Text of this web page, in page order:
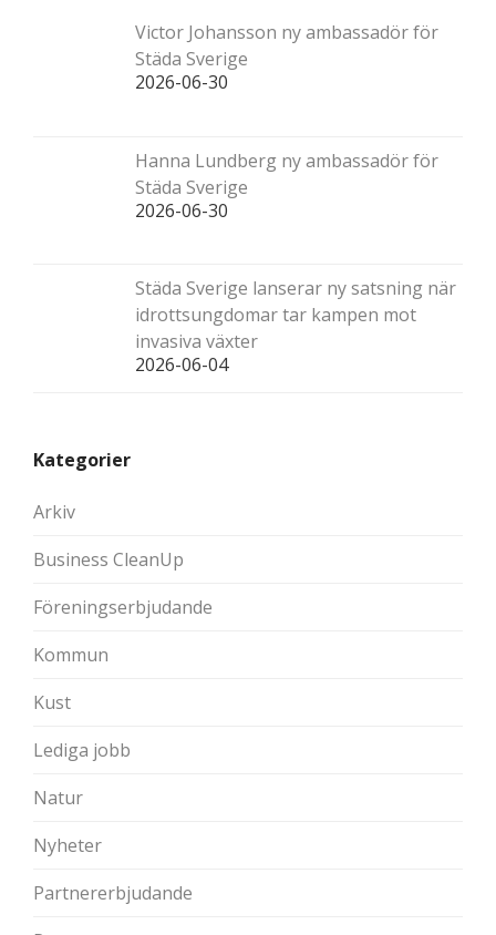
Victor Johansson ny ambassadör för
Städa Sverige
2026-06-30
Hanna Lundberg ny ambassadör för
Städa Sverige
2026-06-30
Städa Sverige lanserar ny satsning när
idrottsungdomar tar kampen mot
invasiva växter
2026-06-04
Kategorier
Arkiv
Business CleanUp
Föreningserbjudande
Kommun
Kust
Lediga jobb
Natur
Nyheter
Partnererbjudande